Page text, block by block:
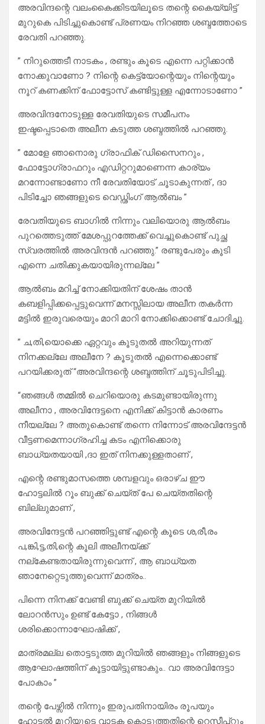
അരവിന്ദന്റെ വലംകൈക്കിടയിലൂടെ തന്റെ കൈയ്യിട്ട്
മുറുകെ പിടിച്ചുകൊണ്ട് പ്രണയം നിറഞ്ഞ ശബ്ദത്തോടെ
രേവതി പറഞ്ഞു.
” നിറുത്തെടീ നാടകം , രണ്ടും കൂടെ എന്നെ പറ്റിക്കാന്‍
നോക്കുവാണോ ? നിന്റെ കെട്ട്യോന്റെയും നിന്റെയും
നൂറ് കണക്കിന് ഫോട്ടോസ് കണ്ടിട്ടുള്ള എന്നോടാണോ ”
അരവിന്ദനോടുള്ള രേവതിയുടെ സമീപനം
ഇഷ്ടപ്പെടാതെ അലീന കടുത്ത ശബ്ദത്തില്‍ പറഞ്ഞു.
” മോളേ ഞാനൊരു ഗ്രാഫിക് ഡിസൈനറും ,
ഫോട്ടോഗ്രാഫറും എഡിറ്ററുമാണെന്ന കാര്യം
മറന്നോണ്ടാണോ നീ രേവതിയോട് ചൂടാകുന്നത് , ദാ
പിടിച്ചോ ഞങ്ങളുടെ വെഡ്ഢിംഗ് ആല്‍ബം ”
രേവതിയുടെ ബാഗില്‍ നിന്നും വലിയൊരു ആല്‍ബം
പുറത്തെടുത്ത് മേശപ്പുറത്തേക്ക് വെച്ചുകൊണ്ട് പുച്ഛ
സ്വരത്തില്‍ അരവിന്ദന്‍ പറഞ്ഞു.” രണ്ടുപേരും കൂടി
എന്നെ ചതിക്കുകയായിരുന്നല്ലേ ”
ആല്‍ബം മറിച്ച് നോക്കിയതിന് ശേഷം താന്‍
കബളിപ്പിക്കപ്പെട്ടുവെന്ന് മനസ്സിലായ അലീന തകര്‍ന്ന
മട്ടില്‍ ഇരുവരെയും മാറി മാറി നോക്കിക്കൊണ്ട് ചോദിച്ചു.
” ച,തി,യൊക്കെ ഏറ്റവും കൂടുതല്‍ അറിയുന്നത്
നിനക്കല്ലേ അലീനേ ? കൂടുതല്‍ എന്നെക്കൊണ്ട്
പറയിക്കരുത് “അരവിന്ദന്റെ ശബ്ദത്തിന് ചൂടുപിടിച്ചു.
“ഞങ്ങള്‍ തമ്മില്‍ ചെറിയൊരു കടമുണ്ടായിരുന്നു
അലീനാ , അരവിന്ദേട്ടനെ എനിക്ക് കിട്ടാന്‍ കാരണം
നീയല്ലേ ? അതുകൊണ്ട് തന്നെ നിന്നോട് അരവിന്ദേട്ടന്‍
വീട്ടണമെന്നാഗ്രഹിച്ച കടം എനിക്കൊരു
ബാധ്യതയായി ,ദാ ഇത് നിനക്കുള്ളതാണ് ,
എന്റെ രണ്ടുമാസത്തെ ശമ്പളവും ഒരാഴ്ച ഈ
ഹോട്ടലില്‍ റൂം ബുക്ക് ചെയ്ത് പേ ചെയ്തതിന്റെ
ബില്ലുമാണ് ,
അരവിന്ദേട്ടന്‍ പറഞ്ഞിട്ടുണ്ട് എന്റെ കൂടെ ശ,രീ,രം
പ,ങ്കി,ട്ട,തി,ന്റെ കൂലി അലീനയ്ക്ക്
നല്കേണ്ടതായിരുന്നുവെന്ന് , ആ ബാധ്യത
ഞാനേറ്റെടുത്തുവെന്ന് മാത്രം..
പിന്നെ നിനക്ക് വേണ്ടി ബുക്ക് ചെയ്ത മുറിയില്‍
ലോറന്‍സും ഉണ്ട് കേട്ടോ , നിങ്ങള്‍
ശരിക്കൊന്നാഘോഷിക്ക് ,
മാത്രമല്ല തൊട്ടടുത്ത മുറിയില്‍ ഞങ്ങളും നിങ്ങളുടെ
ആഘോഷത്തിന് കൂട്ടായിട്ടുണ്ടാകും.. വാ അരവിന്ദേട്ടാ
പോകാം ”
തന്റെ പേഴ്സില്‍ നിന്നും ഇരുപതിനായിരം രൂപയും
ഹോട്ടല്‍ മുറിയുടെ വാടക കൊടുത്തതിന്റെ റെസീപ്റ്റും